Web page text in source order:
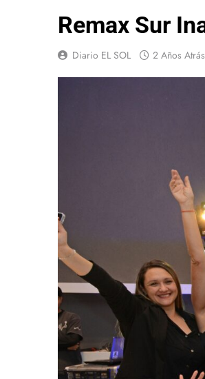
Remax Sur
Diario EL SOL 2 Años Atrás